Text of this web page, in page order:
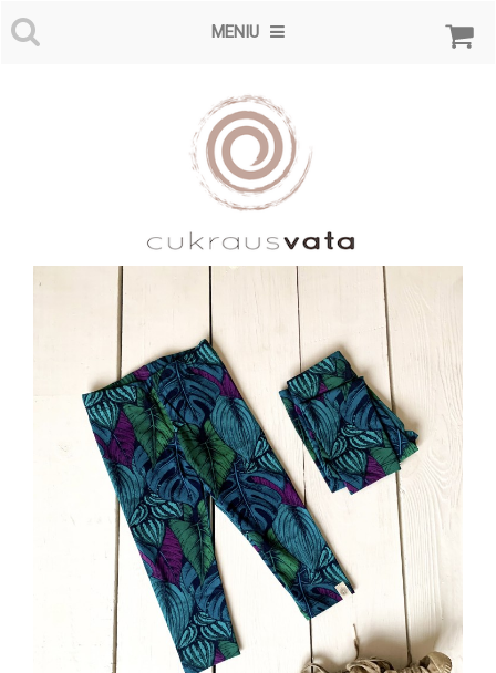
MENIU